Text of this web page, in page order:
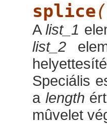
splice
Alist_1
list_2
Speciális
a length
mûvelet